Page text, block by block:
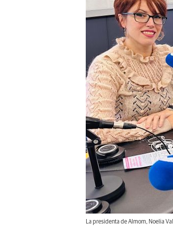
La presidenta de Almom, Noelia